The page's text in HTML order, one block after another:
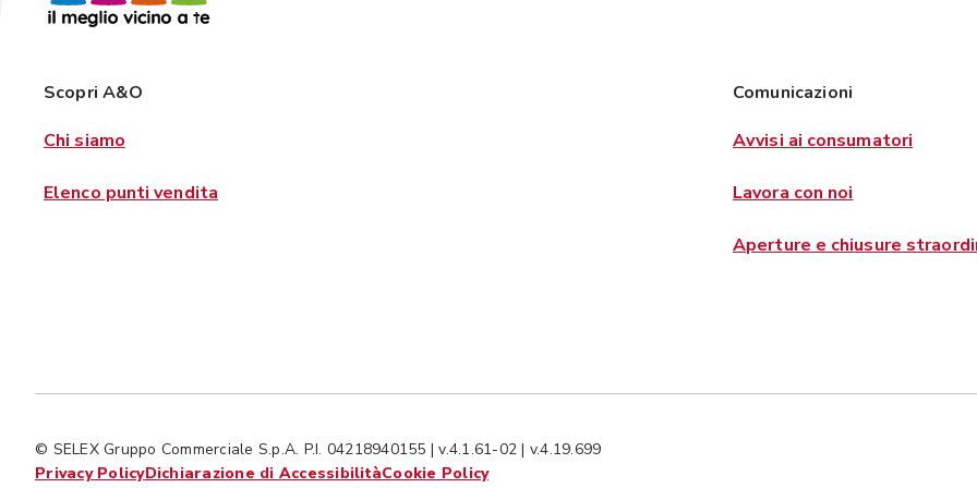
Scopri A&O
Chi siamo
Elenco punti vendita
Comunicazioni
Avvisi ai consumatori
Lavora con noi
Aperture e chiusure
© SELEX Gruppo Commerciale S.p.A. P.I. 04218940155 | v.4.1.61-02 | v.4.19.699
Privacy PolicyDichiarazione di AccessibilitàCookie Policy